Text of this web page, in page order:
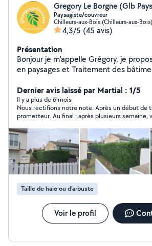
Gregory Le Borgne (Glb
Paysagiste/couvreur
Chilleurs-aux-Bois (Chilleurs-aux-Bois)
4,3/5 (45 avis)
Présentation
Bonjour je m'appelle Grégory, je
en paysages et Traitement des
de pelouses -Création d'Espaces verts
Nettoyage/demoussage part drone
pulvérisation : -façades -toitures -sols -terrasses -
trottoirs -Murs - Panneaux solaires. -
Pergolas
Dernier avis laissé par Martial : 1/5
Il y a plus de 6 mois
Nous rectifions notre note. Après un début de travail
prometteur. Au final : après plusieurs semaine,
venus. Plusieurs Lapin poser à attendre pour
a versé une avance pour des plants pour faire
clair qu'on ne la verra jamais.
Taille de haie ou d'arbuste
Voir le profil